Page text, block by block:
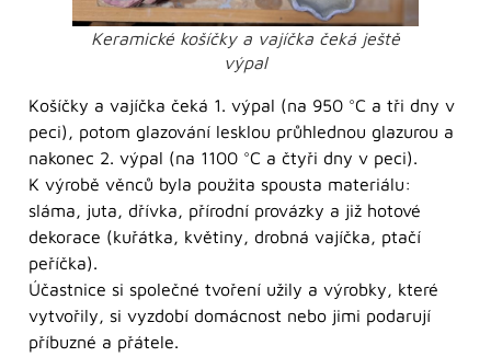
Keramické košíčky a vajíčka čeká ještě
výpal
Košíčky a vajíčka čeká 1. výpal (na 950 °C a tři dny v
peci), potom glazování lesklou průhlednou glazurou a
nakonec 2. výpal (na 1100 °C a čtyři dny v peci).
K výrobě věnců byla použita spousta materiálu:
sláma, juta, dřívka, přírodní provázky a již hotové
dekorace (kuřátka, květiny, drobná vajíčka, ptačí
peříčka).
Účastnice si společné tvoření užily a výrobky, které
vytvořily, si vyzdobí domácnost nebo jimi podarují
příbuzné a přátele.